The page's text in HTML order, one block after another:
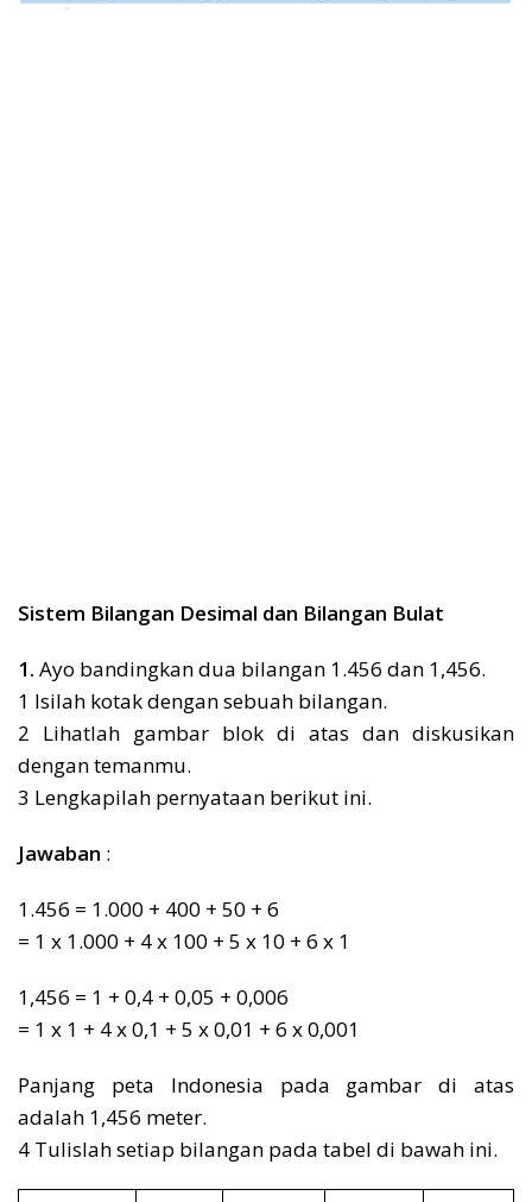
Sistem Bilangan Desimal dan Bilangan Bulat
1. Ayo bandingkan dua bilangan 1.456 dan 1,456.
1 Isilah kotak dengan sebuah bilangan.
2 Lihatlah gambar blok di atas dan diskusikan
dengan temanmu.
3 Lengkapilah pernyataan berikut ini.
Jawaban :
1.456 = 1.000 + 400 + 50 + 6
= 1 x 1.000 + 4 x 100 + 5 x 10 + 6 x 1
1,456 = 1 + 0,4 + 0,05 + 0,006
= 1 x 1 + 4 x 0,1 + 5 x 0,01 + 6 x 0,001
Panjang peta Indonesia pada gambar di atas
adalah 1,456 meter.
4 Tulislah setiap bilangan pada tabel di bawah ini.